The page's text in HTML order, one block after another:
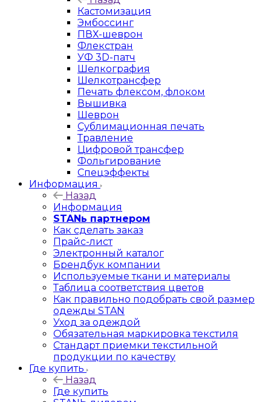
Кастомизация
Эмбоссинг
ПВХ-шеврон
Флекстран
УФ 3D-патч
Шелкография
Шелкотрансфер
Печать флексом, флоком
Вышивка
Шеврон
Сублимационная печать
Травление
Цифровой трансфер
Фольгирование
Спецэффекты
Информация
Назад
Информация
STANь партнером
Как сделать заказ
Прайс-лист
Электронный каталог
Брендбук компании
Используемые ткани и материалы
Таблица соответствия цветов
Как правильно подобрать свой размер
одежды STAN
Уход за одеждой
Обязательная маркировка текстиля
Стандарт приемки текстильной
продукции по качеству
Где купить
Назад
Где купить